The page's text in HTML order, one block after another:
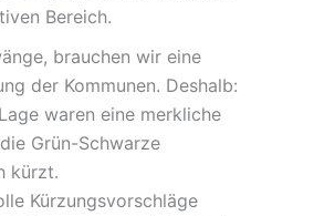
Bereich.
brauchen wir eine
der Kommunen. Deshalb:
waren eine merkliche
Grün-Schwarze
kürzt.
Kürzungsvorschläge